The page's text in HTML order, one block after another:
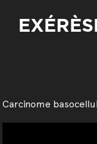
Carcinome